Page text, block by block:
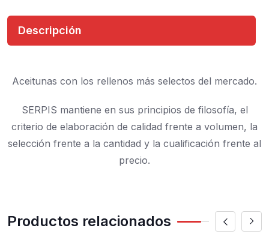
Descripción
Aceitunas con los rellenos más selectos del mercado.
SERPIS mantiene en sus principios de filosofía, el
criterio de elaboración de calidad frente a volumen, la
selección frente a la cantidad y la cualificación frente al
precio.
Productos relacionados